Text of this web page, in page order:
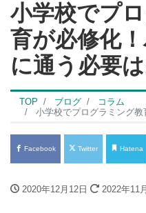
小学校でプ
育が必修化
に通う必要
TOP ブログ
コラム
小学校でプログラミング教育が
Facebook Twitter Hatena
2020年12月12日 2022年11